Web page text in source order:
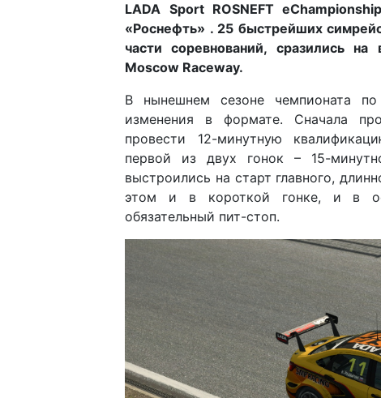
LADA Sport ROSNEFT
«Роснефть» . 25 быстрейших
части соревнований, сразились на
Moscow Raceway.
В нынешнем сезоне чемпионата
изменения в формате. Сначала
провести 12-минутную
первой из двух гонок – 15-
выстроились на старт главного,
этом и в короткой гонке, и в
обязательный пит-стоп.